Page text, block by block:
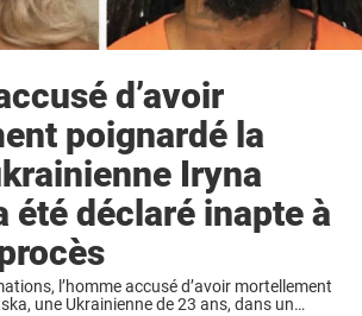
d’avoir
poignardé la
Iryna
été déclaré inapte à
l’homme accusé d’avoir mortellement
une Ukrainienne de 23 ans, dans un